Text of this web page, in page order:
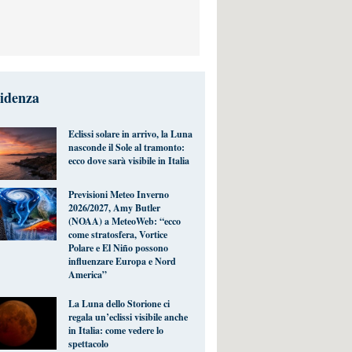
Eclissi solare in arrivo, la Luna
nasconde il Sole al tramonto:
ecco dove sarà visibile in Italia
Previsioni Meteo Inverno
2026/2027, Amy Butler
(NOAA) a MeteoWeb: “ecco
come stratosfera, Vortice
Polare e El Niño possono
influenzare Europa e Nord
America”
La Luna dello Storione ci
regala un’eclissi visibile anche
in Italia: come vedere lo
spettacolo